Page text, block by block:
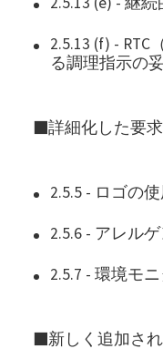
2.5.13 (f) -
る調理指示の
■詳細化した要求
2.5.5 - ロゴの
2.5.6 - アレル
2.5.7 - 環境モ
■新しく追加され